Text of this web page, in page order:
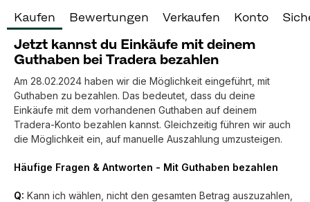
Jetzt kannst du Einkäufe mit deinem
Guthaben bei Tradera bezahlen
Am 28.02.2024 haben wir die Möglichkeit eingeführt, mit
Guthaben zu bezahlen. Das bedeutet, dass du deine
Einkäufe mit dem vorhandenen Guthaben auf deinem
Tradera-Konto bezahlen kannst. Gleichzeitig führen wir auch
die Möglichkeit ein, auf manuelle Auszahlung umzusteigen.
Häufige Fragen & Antworten - Mit Guthaben bezahlen
Q: Kann ich wählen, nicht den gesamten Betrag auszuzahlen,
Kaufen Bewertungen Verkaufen Konto